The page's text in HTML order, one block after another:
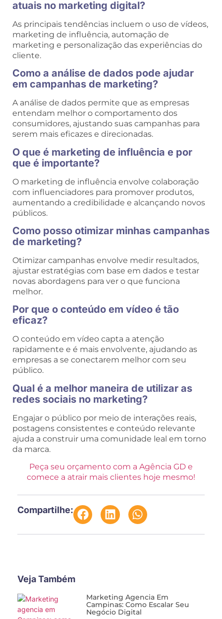
atuais no marketing digital?
As principais tendências incluem o uso de vídeos,
marketing de influência, automação de
marketing e personalização das experiências do
cliente.
Como a análise de dados pode ajudar
em campanhas de marketing?
A análise de dados permite que as empresas
entendam melhor o comportamento dos
consumidores, ajustando suas campanhas para
serem mais eficazes e direcionadas.
O que é marketing de influência e por
que é importante?
O marketing de influência envolve colaboração
com influenciadores para promover produtos,
aumentando a credibilidade e alcançando novos
públicos.
Como posso otimizar minhas campanhas
de marketing?
Otimizar campanhas envolve medir resultados,
ajustar estratégias com base em dados e testar
novas abordagens para ver o que funciona
melhor.
Por que o conteúdo em vídeo é tão
eficaz?
O conteúdo em vídeo capta a atenção
rapidamente e é mais envolvente, ajudando as
empresas a se conectarem melhor com seu
público.
Qual é a melhor maneira de utilizar as
redes sociais no marketing?
Engajar o público por meio de interações reais,
postagens consistentes e conteúdo relevante
ajuda a construir uma comunidade leal em torno
da marca.
Peça seu orçamento com a Agência GD e
comece a atrair mais clientes hoje mesmo!
Compartilhe:
Veja Também
Marketing Agencia Em
Campinas: Como Escalar Seu
Negócio Digital